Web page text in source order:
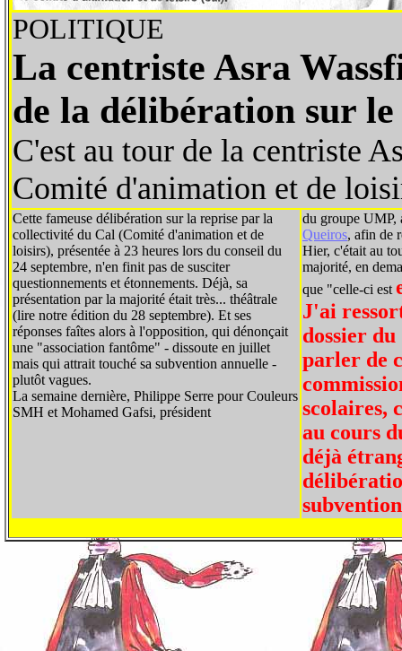
POLITIQUE
La centriste Asra
de la délibération sur
C'est au tour de la centriste
Comité d'animation et de
Cette fameuse délibération sur la reprise par la
collectivité du Cal (Comité d'animation et de
loisirs), présentée à 23 heures lors du conseil du
24 septembre, n'en finit pas de susciter
questionnements et étonnements. Déjà, sa
présentation par la majorité était très... théâtrale
(lire notre édition du 28 septembre). Et ses
réponses faîtes alors à l'opposition, qui dénonçait
une "association fantôme" - dissoute en juillet
mais qui attrait touché sa subvention annuelle -
plutôt vagues.
La semaine dernière, Philippe Serre pour Couleurs
SMH et Mohamed Gafsi, président
du groupe UMP,
Queiros, afin de
Hier, c'était au
majorité, en
que "celle-ci est
J'ai
dossier
parler de
scolaires,
au cours
déjà